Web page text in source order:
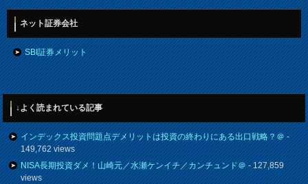
ネット証券会社
SBI証券メリット
↓よく読まれている記事
インデックス投資問題点デメリットは投資の終わりにある出口戦略？＠-
149,762 views
NISA長期投資ダメ！山崎元／水瀬ケンイチ／カンチュンド＠- 127,859
views